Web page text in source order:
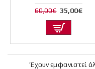
35,00€
60,00€
Έχουν εμφανιστεί